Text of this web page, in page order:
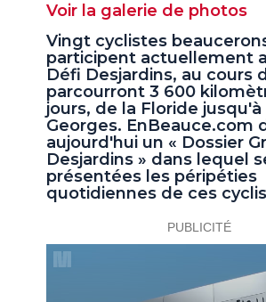
Voir la galerie de photos
Vingt cyclistes
participent actuellement
Défi Desjardins, au cours
parcourront 3 600
jours, de la Floride jusqu'à
Georges. EnBeauce.com
aujourd'hui un « Dossier
Desjardins » dans lequel
présentées les péripéties
quotidiennes de ces